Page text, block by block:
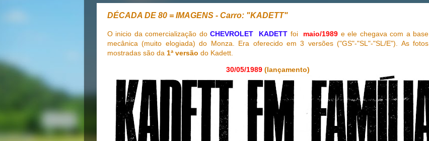
DÉCADA DE 80 = IMAGENS - Carro: "KADETT"
O inicio da comercialização doCHEVROLET KADETT foi maio/1989 e ele chegava com a base
mecânica (muito elogiada) do Monza. Era oferecido em 3 versões ("GS"-"SL"-"SL/E"). As fotos
mostradas são da 1ª versão do Kadett.
30/05/1989 (lançamento)